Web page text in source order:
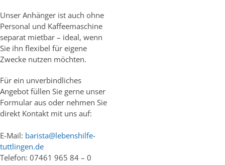
Unser Anhänger ist auch ohne
Personal und Kaffeemaschine
separat mietbar – ideal, wenn
Sie ihn flexibel für eigene
Zwecke nutzen möchten.
Für ein unverbindliches
Angebot füllen Sie gerne unser
Formular aus oder nehmen Sie
direkt Kontakt mit uns auf:
E-Mail: barista@lebenshilfe-
tuttlingen.de
Telefon: 07461 965 84 – 0